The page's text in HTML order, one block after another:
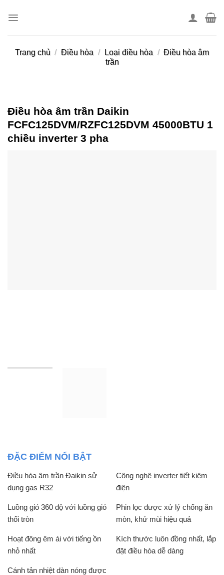
Trang chủ / Điều hòa / Loại điều hòa / Điều hòa âm
trần
Điều hòa âm trần Daikin
FCFC125DVM/RZFC125DVM 45000BTU 1
chiều inverter 3 pha
ĐẶC ĐIỂM NỔI BẬT
Điều hòa âm trần Đaikin sử
dụng gas R32
Công nghệ inverter tiết kiệm
điện
Luồng gió 360 độ với luồng gió
thổi tròn
Phin lọc được xử lý chống ăn
mòn, khử mùi hiệu quả
Hoạt đông êm ái với tiếng ồn
nhỏ nhất
Kích thước luôn đồng nhất, lắp
đặt điều hòa dễ dàng
Cánh tản nhiệt dàn nóng được